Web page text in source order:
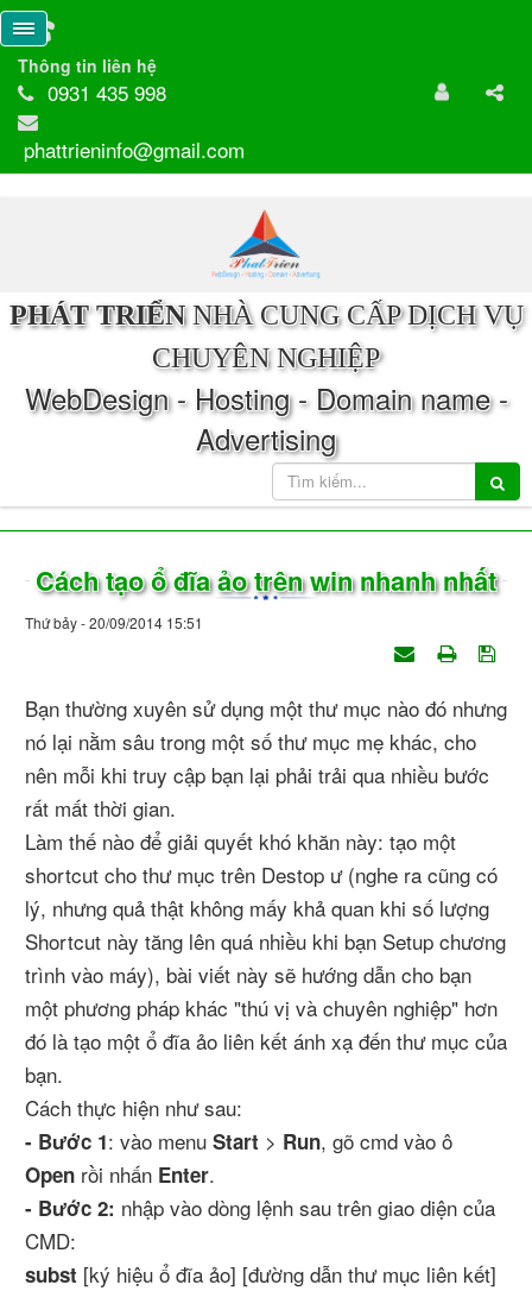
Thông tin liên hệ
0931 435 998
phattrieninfo@gmail.com
PHÁT TRIỂNNHÀ CUNG CẤP DỊCH VỤ
CHUYÊN NGHIỆP
WebDesign - Hosting - Domain name -
Advertising
Cách tạo ổ đĩa ảo trên win nhanh nhất
Thứ bảy - 20/09/2014 15:51
Bạn thường xuyên sử dụng một thư mục nào đó nhưng
nó lại nằm sâu trong một số thư mục mẹ khác, cho
nên mỗi khi truy cập bạn lại phải trải qua nhiều bước
rất mất thời gian.
Làm thế nào để giải quyết khó khăn này: tạo một
shortcut cho thư mục trên Destop ư (nghe ra cũng có
lý, nhưng quả thật không mấy khả quan khi số lượng
Shortcut này tăng lên quá nhiều khi bạn Setup chương
trình vào máy), bài viết này sẽ hướng dẫn cho bạn
một phương pháp khác "thú vị và chuyên nghiệp" hơn
đó là tạo một ổ đĩa ảo liên kết ánh xạ đến thư mục của
bạn.
Cách thực hiện như sau:
- Bước 1: vào menu Start > Run, gõ cmd vào ô
Open rồi nhấn Enter.
- Bước 2: nhập vào dòng lệnh sau trên giao diện của
CMD:
subst [ký hiệu ổ đĩa ảo] [đường dẫn thư mục liên kết]